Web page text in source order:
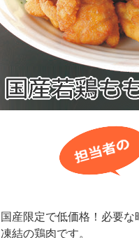
国産限定で低価格！必要
凍結の鶏肉です。